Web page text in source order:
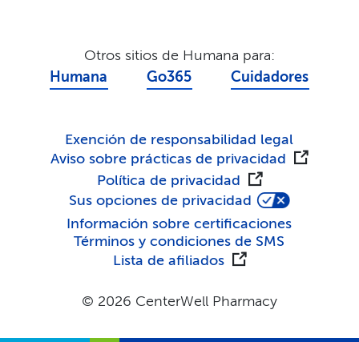
Otros sitios de Humana para:​​
Humana​​
Go365​​ Cuidadores​​
Exención de responsabilidad legal​​
Aviso sobre prácticas de privacidad​​
Política de privacidad​​
Sus opciones de privacidad​​
Información sobre certificaciones​​
Términos y condiciones de SMS​​
Lista de afiliados​​
© 2026 CenterWell Pharmacy​​